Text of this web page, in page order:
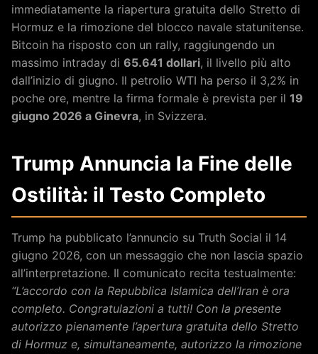
immediatamente la riapertura gratuita dello Stretto di
Hormuz e la rimozione del blocco navale statunitense.
Bitcoin ha risposto con un rally, raggiungendo un
massimo intraday di 65.641 dollari, il livello più alto
dall’inizio di giugno. Il petrolio WTI ha perso il 3,2% in
poche ore, mentre la firma formale è prevista per il 19
giugno 2026 a Ginevra, in Svizzera.
Trump Annuncia la Fine delle
Ostilità: il Testo Completo
Trump ha pubblicato l’annuncio su Truth Social il 14
giugno 2026, con un messaggio che non lascia spazio
all’interpretazione. Il comunicato recita testualmente:
“L’accordo con la Repubblica Islamica dell’Iran è ora
completo. Congratulazioni a tutti! Con la presente
autorizzo pienamente l’apertura gratuita dello Stretto
di Hormuz e, simultaneamente, autorizzo la rimozione